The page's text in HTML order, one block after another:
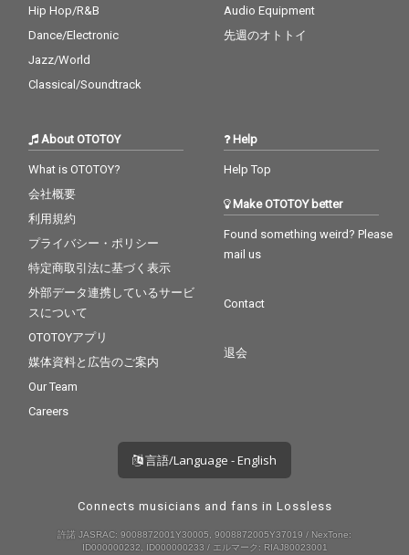
Hip Hop/R&B
Dance/Electronic
Jazz/World
Classical/Soundtrack
Audio Equipment
先週のオトトイ
About OTOTOY
What is OTOTOY?
会社概要
利用規約
プライバシー・ポリシー
特定商取引法に基づく表示
外部データ連携しているサービ
スについて
OTOTOYアプリ
媒体資料と広告のご案内
Our Team
Careers
Help
Help Top
Make OTOTOY better
Found something weird? Please
mail us
Contact
退会
言語/Language - English
Connects musicians and fans in Lossless
許諾 JASRAC: 9008872001Y30005, 9008872005Y37019 / NexTone:
ID000000232, ID000000233 / エルマーク: RIAJ80023001